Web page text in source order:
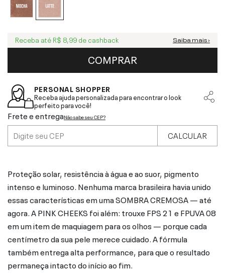
Receba até R$ 8,99 de cashback Saiba mais ›
COMPRAR
PERSONAL SHOPPER
Receba ajuda personalizada para encontrar o look
perfeito para você!
Frete e entregaNão sabe seu CEP?
CALCULAR
Proteção solar, resistência à água e ao suor, pigmento
intenso e luminoso. Nenhuma marca brasileira havia unido
essas características em uma SOMBRA CREMOSA — até
agora. A PINK CHEEKS foi além: trouxe FPS 21 e FPUVA 08
em um item de maquiagem para os olhos — porque cada
centímetro da sua pele merece cuidado. A fórmula
também entrega alta performance, para que o resultado
permaneça intacto do início ao fim.